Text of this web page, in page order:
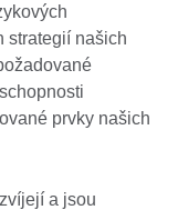
strategií našich
prvky našich
a jsou